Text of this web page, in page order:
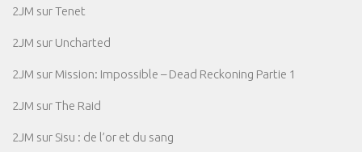
2JM surTenet
2JM sur Uncharted
2JM sur Mission: Impossible – Dead Reckoning Partie 1
2JM surThe Raid
2JM sur Sisu : de l’or et du sang